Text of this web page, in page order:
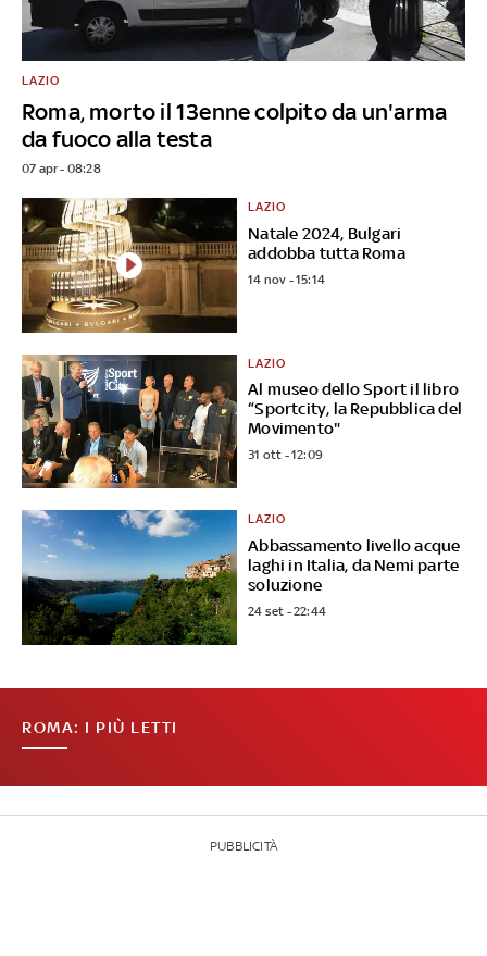
Roma, morto il 13enne colpito da un'arma
da fuoco alla testa
LAZIO
07 apr - 08:28
Natale 2024, Bulgari
addobba tutta Roma
LAZIO
14 nov - 15:14
Al museo dello Sport il libro
“Sportcity, la Repubblica del
Movimento"
LAZIO
31 ott - 12:09
Abbassamento livello acque
laghi in Italia, da Nemi parte
soluzione
LAZIO
24 set - 22:44
ROMA: I PIÙ LETTI
PUBBLICITÀ